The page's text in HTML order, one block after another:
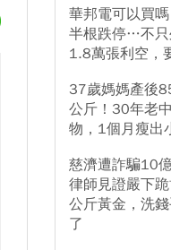
華邦電可以買
半根跌停…不只
1.8萬張利空，
37歲媽媽產後
公斤！30年老
物，1個月瘦出
慈濟遭詐騙10
律師見證嚴下
公斤黃金，洗
了